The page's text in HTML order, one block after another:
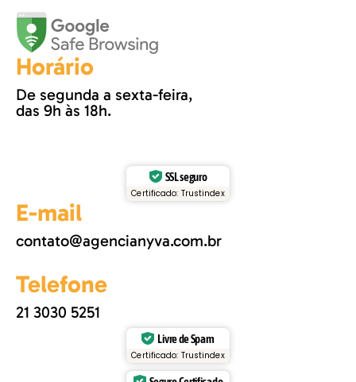
Horário
De segunda a sexta-feira,
das 9h às 18h.
SSL seguro
Certificado: Trustindex
E-mail
contato@agencianyva.com.br
Telefone
21 3030 5251
Livre de Spam
Certificado: Trustindex